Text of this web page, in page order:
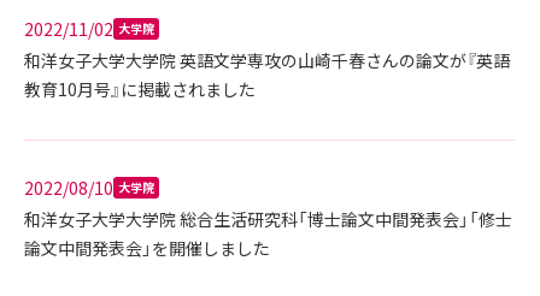
2022/11/02 大学院
和洋女子大学大学院 英語文学専攻の山崎千春さんの論文が『英語
教育10月号』に掲載されました
2022/08/10 大学院
和洋女子大学大学院 総合生活研究科「博士論文中間発表会」「修士
論文中間発表会」を開催しました